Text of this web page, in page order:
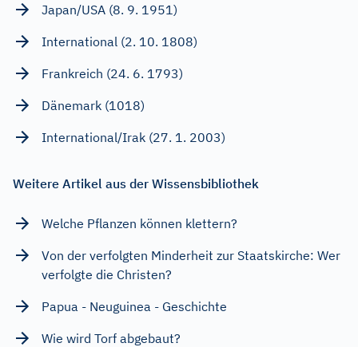
Japan/USA (8. 9. 1951)
International (2. 10. 1808)
Frankreich (24. 6. 1793)
Dänemark (1018)
International/Irak (27. 1. 2003)
Weitere Artikel aus der Wissensbibliothek
Welche Pflanzen können klettern?
Von der verfolgten Minderheit zur Staatskirche: Wer
verfolgte die Christen?
Papua - Neuguinea - Geschichte
Wie wird Torf abgebaut?